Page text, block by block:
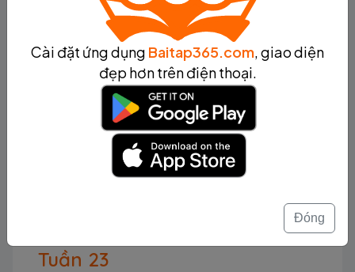
Tuần 19
Tuần 20
Tuần 21
Tuần 23
Cài đặt ứng dụng Baitap365.com, giao diện
đẹp hơn trên điện thoại.
Đóng